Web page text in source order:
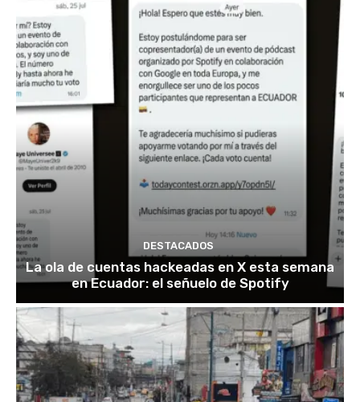
DESTACADOS
La ola de cuentas hackeadas en X esta semana
en Ecuador: el señuelo de Spotify